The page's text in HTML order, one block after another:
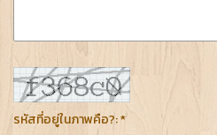
รหัสที่อยู่ในภาพคือ?: *